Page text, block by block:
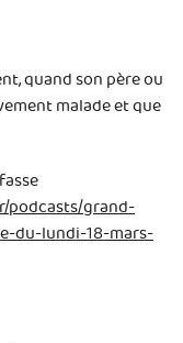
quand son père ou
malade et que
podcasts/grand-
du-lundi-18-mars-